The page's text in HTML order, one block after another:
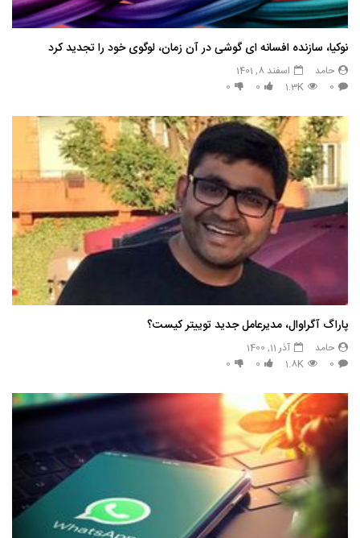
نوکیا، سازنده افسانه ای گوشی در آن زمان، لوگوی خود را تجدید کرد
حامد
اسفند 8, 1401
0
1.3K
0
0
پاراگ آگراوال، مدیرعامل جدید توییتر کیست؟
حامد
آذر 11, 1400
0
1.8K
0
0